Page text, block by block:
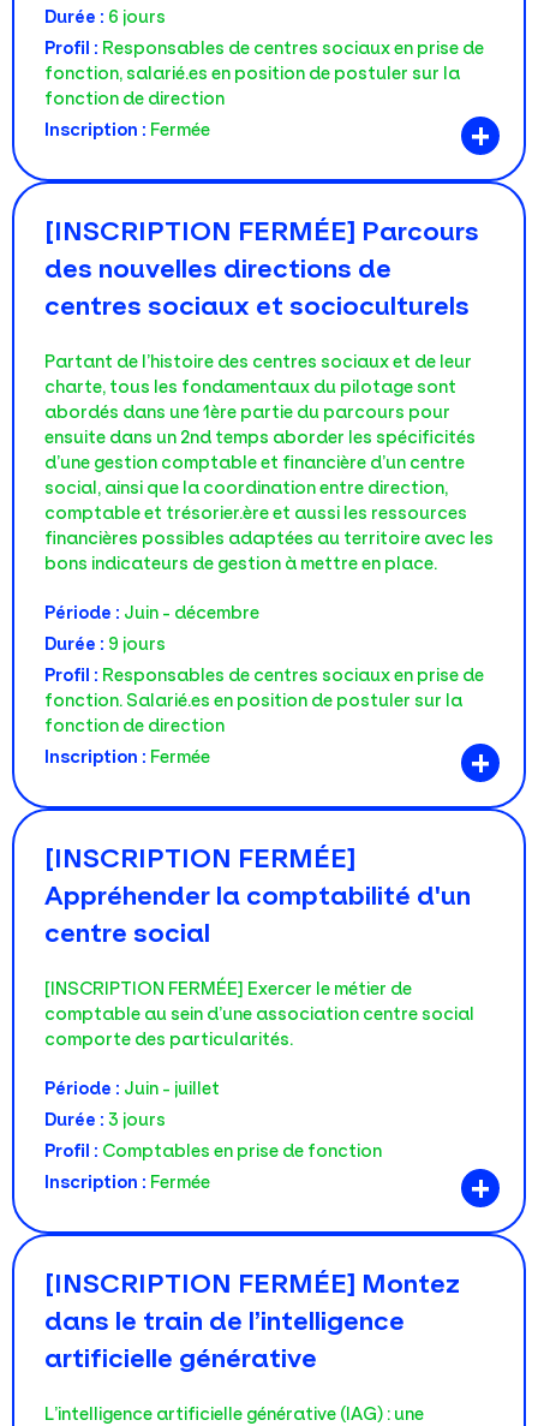
Durée : 6 jours
Profil : Responsables de centres sociaux en prise de
fonction, salarié.es en position de postuler sur la
fonction de direction
Inscription : Fermée +
[INSCRIPTION FERMÉE] Parcours
des nouvelles directions de
centres sociaux et socioculturels
Partant de l’histoire des centres sociaux et de leur
charte, tous les fondamentaux du pilotage sont
abordés dans une 1ère partie du parcours pour
ensuite dans un 2nd temps aborder les spécificités
d’une gestion comptable et financière d’un centre
social, ainsi que la coordination entre direction,
comptable et trésorier.ère et aussi les ressources
financières possibles adaptées au territoire avec les
bons indicateurs de gestion à mettre en place.
Période : Juin - décembre
Durée : 9 jours
Profil : Responsables de centres sociaux en prise de
fonction. Salarié.es en position de postuler sur la
fonction de direction
Inscription : Fermée +
[INSCRIPTION FERMÉE]
Appréhender la comptabilité d'un
centre social
[INSCRIPTION FERMÉE] Exercer le métier de
comptable au sein d’une association centre social
comporte des particularités.
Période : Juin - juillet
Durée : 3 jours
Profil : Comptables en prise de fonction
Inscription : Fermée +
[INSCRIPTION FERMÉE] Montez
dans le train de l’intelligence
artificielle générative
L’intelligence artificielle générative (IAG) : une